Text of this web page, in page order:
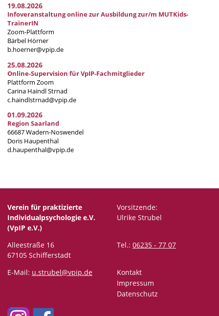
19.08.2026
Infoveranstaltung online zur Ausbildung zur/m MUTKids-
TrainerIN
Zoom-Plattform
Bärbel Hörner
b.hoerner@vpip.de
25.08.2026
Online-Supervision für VpIP-Fachmitglieder
Plattform Zoom
Carina Haindl Strnad
c.haindlstrnad@vpip.de
01.09.2026
Region Saarland
66687 Wadern-Noswendel
Doris Haupenthal
d.haupenthal@vpip.de
Verein für praktizierte
Individualpsychologie e.V.
(VpIP e.V.)
Vorsitzende:
Ulrike Strubel
Alleestraße 16
67105 Schifferstadt
Tel.: 06235 - 77 07
E-Mail: u.strubel@vpip.de
Kontakt
Impressum
Datenschutz